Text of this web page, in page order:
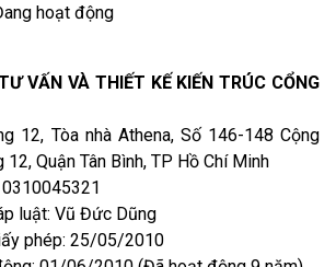
hoạt động
VẤN VÀ THIẾT KẾ KIẾN TRÚC CỔNG
12, Tòa nhà Athena, Số 146-148 Cộng
12, Quận Tân Bình, TP Hồ Chí Minh
luật: Vũ Đức Dũng
phép: 25/05/2010